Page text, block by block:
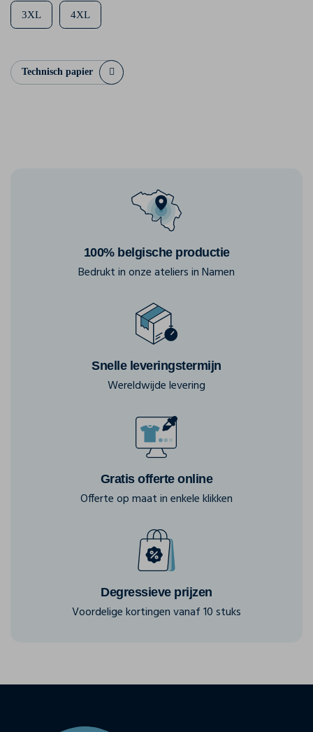
3XL 4XL
Technisch papier
100% belgische productie
Bedrukt in onze ateliers in Namen
Snelle leveringstermijn
Wereldwijde levering
Gratis offerte online
Offerte op maat in enkele klikken
Degressieve prijzen
Voordelige kortingen vanaf 10 stuks